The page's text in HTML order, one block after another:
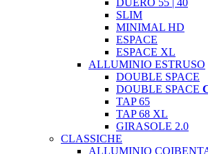
DUERO 55 | 40
SLIM
MINIMAL HD
ESPACE
ESPACE XL
ALLUMINIO ESTRUSO
DOUBLE SPACE
DOUBLE SPACE
TAP 65
TAP 68 XL
GIRASOLE 2.0
CLASSICHE
ALLUMINIO